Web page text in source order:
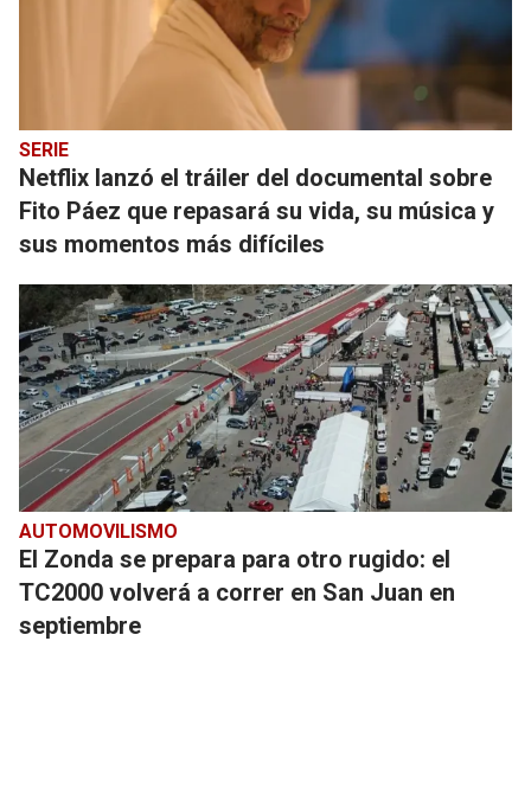
SERIE
Netflix lanzó el tráiler del documental sobre
Fito Páez que repasará su vida, su música y
sus momentos más difíciles
AUTOMOVILISMO
El Zonda se prepara para otro rugido: el
TC2000 volverá a correr en San Juan en
septiembre